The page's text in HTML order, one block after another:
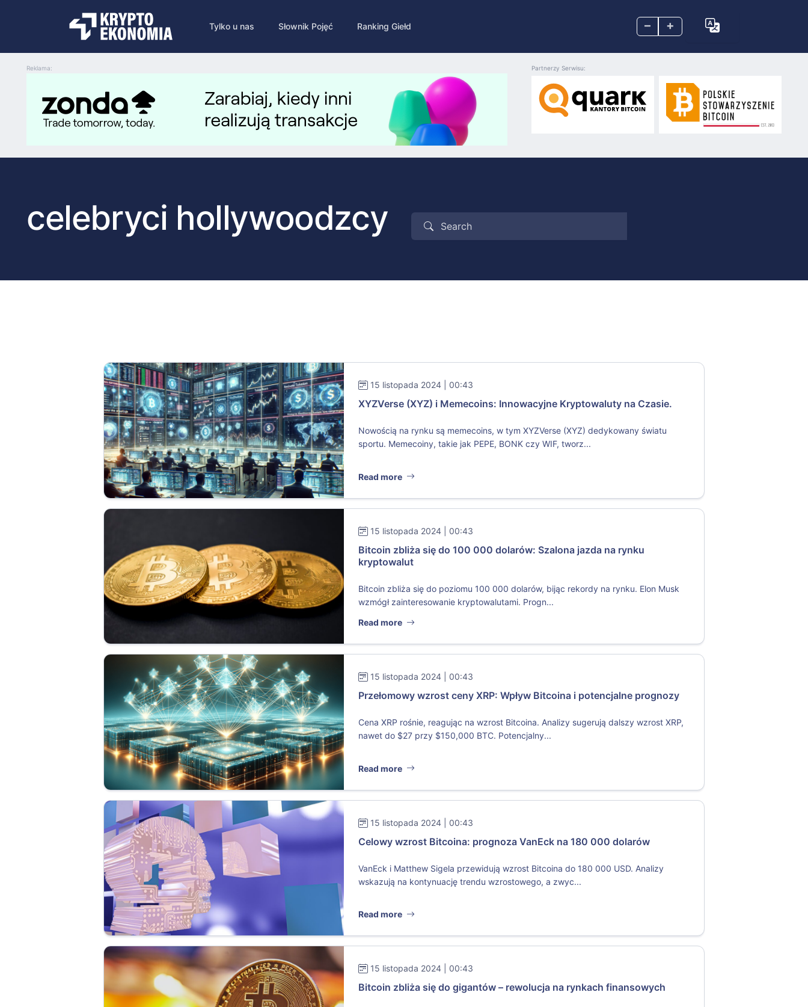
– +
Tylko u nas Słownik Pojęć Ranking Giełd
Reklama: Partnerzy Serwisu:
celebryci hollywoodzcy
15 listopada 2024 | 00:43
XYZVerse (XYZ) i Memecoins: Innowacyjne Kryptowaluty na Czasie.
Nowością na rynku są memecoins, w tym XYZVerse (XYZ) dedykowany światu
sportu. Memecoiny, takie jak PEPE, BONK czy WIF, tworz...
Read more
15 listopada 2024 | 00:43
Bitcoin zbliża się do 100 000 dolarów: Szalona jazda na rynku
kryptowalut
Bitcoin zbliża się do poziomu 100 000 dolarów, bijąc rekordy na rynku. Elon Musk
wzmógł zainteresowanie kryptowalutami. Progn...
Read more
15 listopada 2024 | 00:43
Przełomowy wzrost ceny XRP: Wpływ Bitcoina i potencjalne prognozy
Cena XRP rośnie, reagując na wzrost Bitcoina. Analizy sugerują dalszy wzrost XRP,
nawet do $27 przy $150,000 BTC. Potencjalny...
Read more
15 listopada 2024 | 00:43
Celowy wzrost Bitcoina: prognoza VanEck na 180 000 dolarów
VanEck i Matthew Sigela przewidują wzrost Bitcoina do 180 000 USD. Analizy
wskazują na kontynuację trendu wzrostowego, a zwyc...
Read more
15 listopada 2024 | 00:43
Bitcoin zbliża się do gigantów – rewolucja na rynkach finansowych